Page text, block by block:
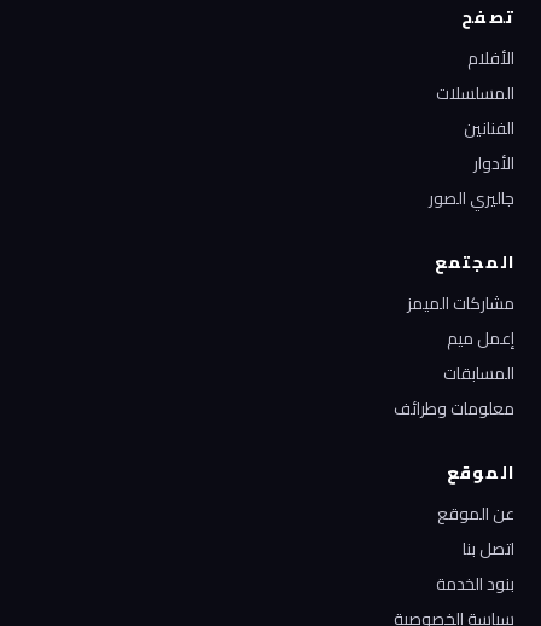
تصفح
الأفلام
المسلسلات
الفنانين
الأدوار
جاليري الصور
المجتمع
مشاركات الميمز
إعمل ميم
المسابقات
معلومات وطرائف
الموقع
عن الموقع
اتصل بنا
بنود الخدمة
سياسة الخصوصية